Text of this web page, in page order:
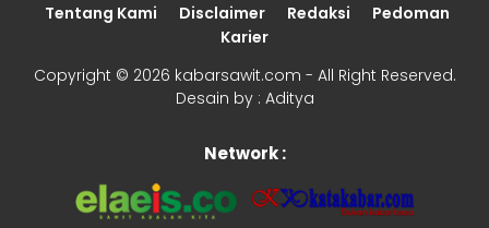
Tentang Kami Disclaimer Redaksi
Pedoman
Karier
Copyright © 2026 kabarsawit.com - All Right Reserved.
Desain by : Aditya
Network :